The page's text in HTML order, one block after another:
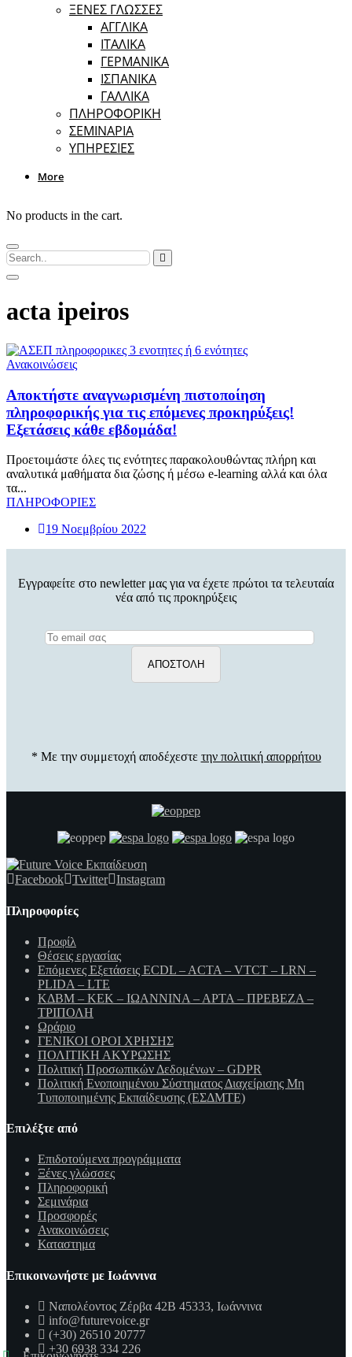
ΞΕΝΕΣ ΓΛΩΣΣΕΣ
ΑΓΓΛΙΚΑ
ΙΤΑΛΙΚΑ
ΓΕΡΜΑΝΙΚΑ
ΙΣΠΑΝΙΚΑ
ΓΑΛΛΙΚΑ
ΠΛΗΡΟΦΟΡΙΚΗ
ΣΕΜΙΝΑΡΙΑ
ΥΠΗΡΕΣΙΕΣ
More
No products in the cart.
acta ipeiros
Ανακοινώσεις
Αποκτήστε αναγνωρισμένη πιστοποίηση
πληροφορικής για τις επόμενες προκηρύξεις!
Εξετάσεις κάθε εβδομάδα!
Προετοιμάστε όλες τις ενότητες παρακολουθώντας πλήρη και
αναλυτικά μαθήματα δια ζώσης ή μέσω e-learning αλλά και όλα
τα...
ΠΛΗΡΟΦΟΡΙΕΣ
19 Νοεμβρίου 2022
Εγγραφείτε στο newletter μας για να έχετε πρώτοι τα τελευταία
νέα από τις προκηρύξεις
* Με την συμμετοχή αποδέχεστε την πολιτική απορρήτου
Facebook Twitter Instagram
Πληροφορίες
Προφίλ
Θέσεις εργασίας
Επόμενες Εξετάσεις ECDL – ACTA – VTCT – LRN –
PLIDA – LTE
ΚΔΒΜ – ΚΕΚ – ΙΩΑΝΝΙΝΑ – ΑΡΤΑ – ΠΡΕΒΕΖΑ –
ΤΡΙΠΟΛΗ
Ωράριο
ΓΕΝΙΚΟΙ ΟΡΟΙ ΧΡΗΣΗΣ
ΠΟΛΙΤΙΚΗ ΑΚΥΡΩΣΗΣ
Πολιτική Προσωπικών Δεδομένων – GDPR
Πολιτική Ενοποιημένου Σύστηματος Διαχείρισης Μη
Τυποποιημένης Εκπαίδευσης (ΕΣΔΜΤΕ)
Επιλέξτε από
Επιδοτούμενα προγράμματα
Ξένες γλώσσες
Πληροφορική
Σεμινάρια
Προσφορές
Ανακοινώσεις
Καταστημα
Επικοινωνήστε με Ιωάννινα
Ναπολέοντος Ζέρβα 42Β 45333, Ιωάννινα
info@futurevoice.gr
(+30) 26510 20777
+30 6938 334 226